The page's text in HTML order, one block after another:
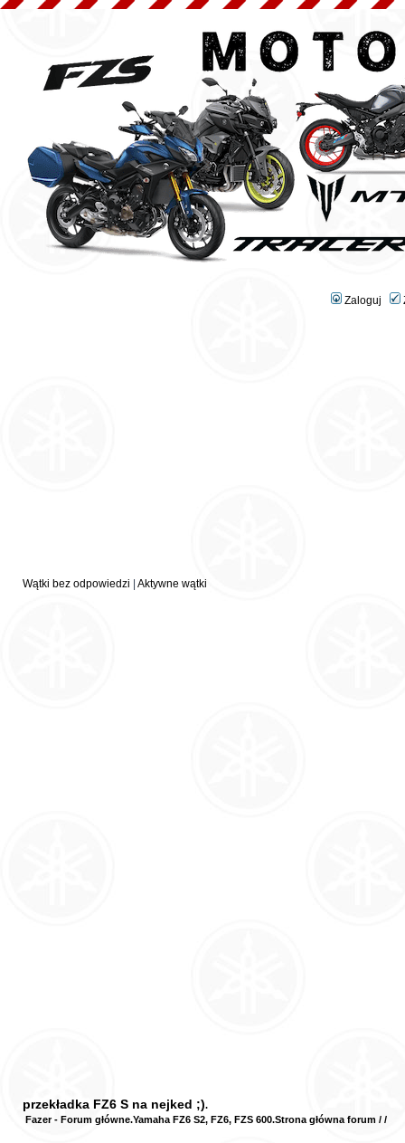
Zaloguj
Wątki bez odpowiedzi Aktywne wątki
przekładka FZ6 S na nejked ;)
Strona główna forum /
Fazer - Forum główne /
Yamaha FZ6 S2, FZ6, FZS 600